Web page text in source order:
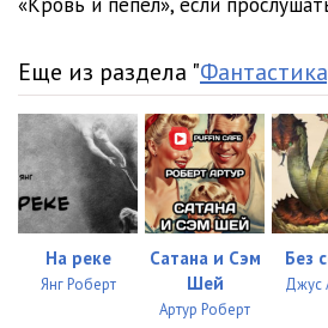
0403 Кровь и пепел
0501 Кровь и пепел
0502 Кровь и пепел
0503 Кровь и пепел
0504 Кровь и пепел
Еще из раздела "
На реке
Янг Роберт
Сатана и Сэм
Шей
Артур Роберт
Без
Джус